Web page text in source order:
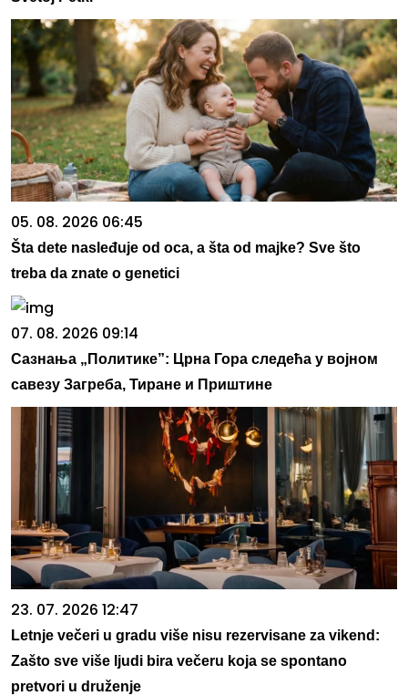
05. 08. 2026 06:45
Šta dete nasleđuje od oca, a šta od majke? Sve što
treba da znate o genetici
07. 08. 2026 09:14
Сазнања „Политике”: Црна Гора следећа у војном
савезу Загреба, Тиране и Приштине
23. 07. 2026 12:47
Letnje večeri u gradu više nisu rezervisane za vikend:
Zašto sve više ljudi bira večeru koja se spontano
pretvori u druženje